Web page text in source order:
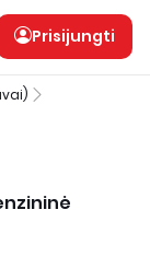
Prisijungti